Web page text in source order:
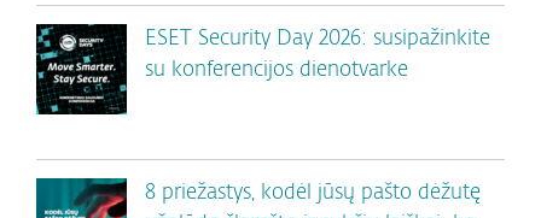
ESET Security Day 2026: susipažinkite
su konferencijos dienotvarke
8 priežastys, kodėl jūsų pašto dėžutę